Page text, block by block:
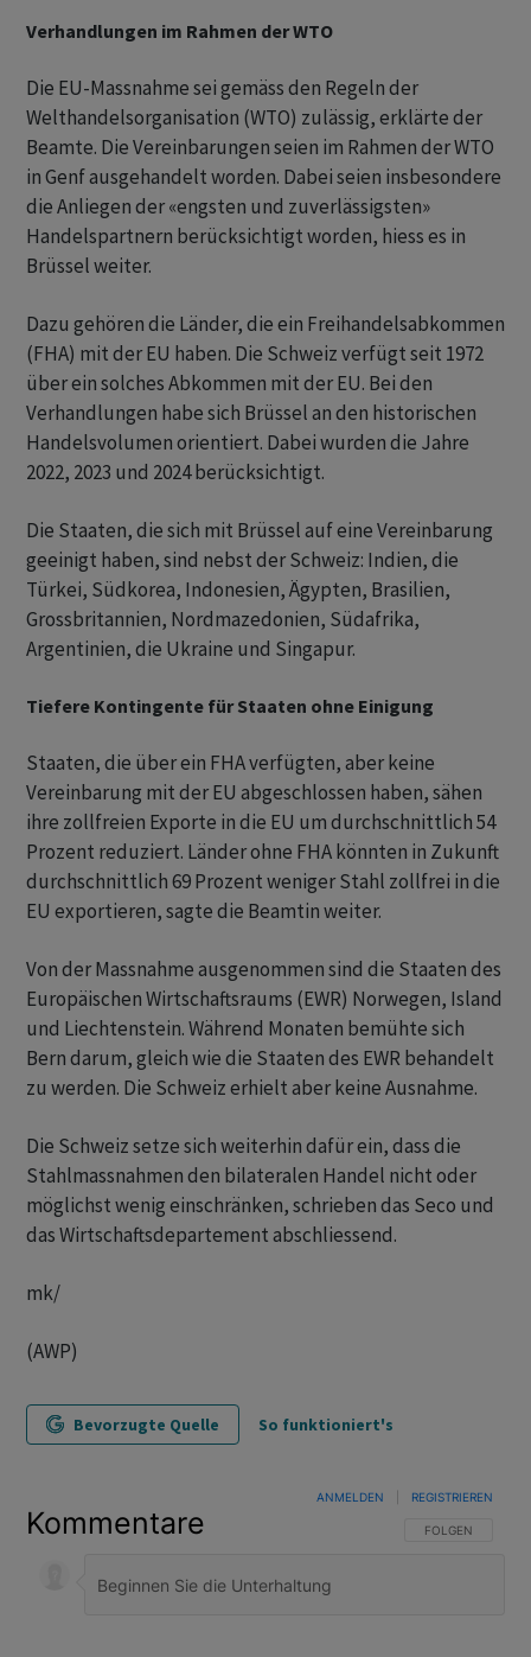
Verhandlungen im Rahmen der WTO
Die EU-Massnahme sei gemäss den Regeln der
Welthandelsorganisation (WTO) zulässig, erklärte der
Beamte. Die Vereinbarungen seien im Rahmen der WTO
in Genf ausgehandelt worden. Dabei seien insbesondere
die Anliegen der «engsten und zuverlässigsten»
Handelspartnern berücksichtigt worden, hiess es in
Brüssel weiter.
Dazu gehören die Länder, die ein Freihandelsabkommen
(FHA) mit der EU haben. Die Schweiz verfügt seit 1972
über ein solches Abkommen mit der EU. Bei den
Verhandlungen habe sich Brüssel an den historischen
Handelsvolumen orientiert. Dabei wurden die Jahre
2022, 2023 und 2024 berücksichtigt.
Die Staaten, die sich mit Brüssel auf eine Vereinbarung
geeinigt haben, sind nebst der Schweiz: Indien, die
Türkei, Südkorea, Indonesien, Ägypten, Brasilien,
Grossbritannien, Nordmazedonien, Südafrika,
Argentinien, die Ukraine und Singapur.
Tiefere Kontingente für Staaten ohne Einigung
Staaten, die über ein FHA verfügten, aber keine
Vereinbarung mit der EU abgeschlossen haben, sähen
ihre zollfreien Exporte in die EU um durchschnittlich 54
Prozent reduziert. Länder ohne FHA könnten in Zukunft
durchschnittlich 69 Prozent weniger Stahl zollfrei in die
EU exportieren, sagte die Beamtin weiter.
Von der Massnahme ausgenommen sind die Staaten des
Europäischen Wirtschaftsraums (EWR) Norwegen, Island
und Liechtenstein. Während Monaten bemühte sich
Bern darum, gleich wie die Staaten des EWR behandelt
zu werden. Die Schweiz erhielt aber keine Ausnahme.
Die Schweiz setze sich weiterhin dafür ein, dass die
Stahlmassnahmen den bilateralen Handel nicht oder
möglichst wenig einschränken, schrieben das Seco und
das Wirtschaftsdepartement abschliessend.
mk/
(AWP)
Bevorzugte Quelle So funktioniert's
Kommentare FOLGE DIESER
FOLGEN
ANMELDEN REGISTRIEREN